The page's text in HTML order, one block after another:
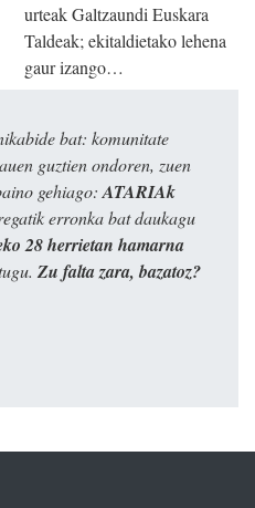
urteak Galtzaundi Euskara
Taldeak; ekitaldietako lehena
gaur izango…
bat: komunitate
guztien ondoren, zuen
gehiago: ATARIAk
erronka bat daukagu
28 herrietan hamarna
Zu falta zara, bazatoz?